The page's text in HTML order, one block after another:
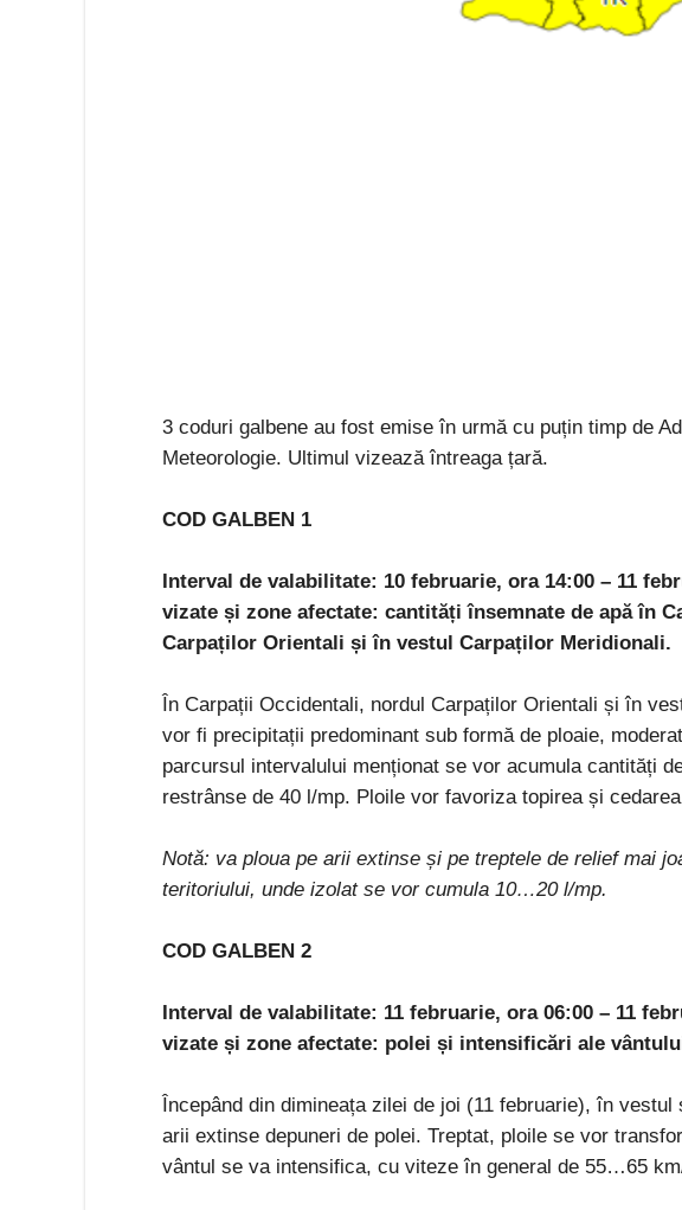
3 coduri galbene au fost emise în urmă cu puțin timp de
Meteorologie. Ultimul vizează întreaga țară.
COD GALBEN 1
Interval de valabilitate: 10 februarie, ora 14:00 – 11
vizate și zone afectate: cantități însemnate de apă în
Carpaților Orientali și în vestul Carpaților Meridionali.
În Carpații Occidentali, nordul Carpaților Orientali și în
vor fi precipitații predominant sub formă de ploaie,
parcursul intervalului menționat se vor acumula cantități
restrânse de 40 l/mp. Ploile vor favoriza topirea și
Notă: va ploua pe arii extinse și pe treptele de relief mai
teritoriului, unde izolat se vor cumula 10…20 l/mp.
COD GALBEN 2
Interval de valabilitate: 11 februarie, ora 06:00 – 11
vizate și zone afectate: polei și intensificări ale
Începând din dimineața zilei de joi (11 februarie), în
arii extinse depuneri de polei. Treptat, ploile se vor
vântul se va intensifica, cu viteze în general de 55…65